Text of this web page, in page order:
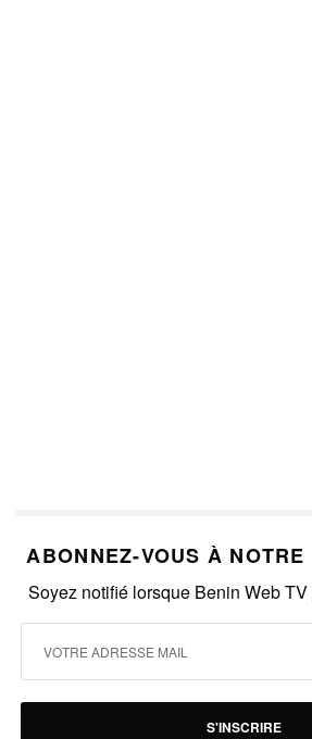
ABONNEZ-VOUS À
Soyez notifié lorsque Benin Web
S'INSCRIRE